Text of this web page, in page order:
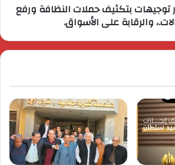
توجيهات بتكثيف حملات النظافة ورفع
والرقابة على الأسواق.